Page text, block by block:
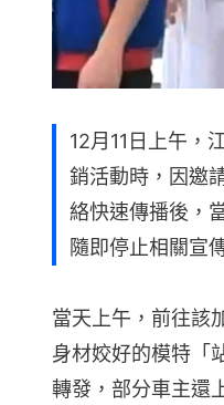
12月11日上午，
銷活動時，因邀
絡快速傳播後，
隨即停止相關宣
當天上午，前往該
身材姣好的模特「
轉發，部分車主還